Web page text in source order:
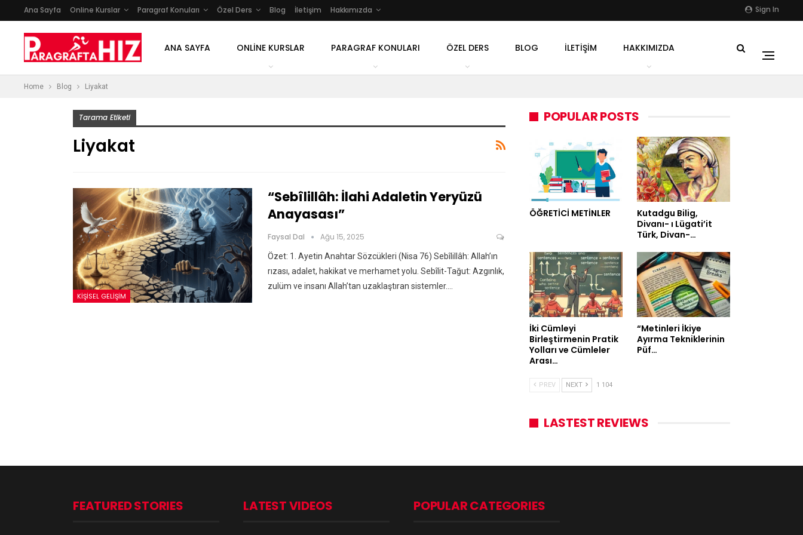
Sign In
Ana Sayfa Online Kurslar Paragraf Konuları Özel Ders Blog İletişim Hakkımızda
ANA SAYFA ONLINE KURSLAR PARAGRAF KONULARI ÖZEL DERS BLOG İLETIŞIM HAKKIMIZDA
Home Blog Liyakat
Tarama Etiketi
Liyakat
KIŞISEL GELIŞIM
“Sebîlillâh: İlahi Adaletin Yeryüzü
Anayasası”
Faysal Dal Ağu 15, 2025
Özet: 1. Ayetin Anahtar Sözcükleri (Nisa 76) Sebîlillâh: Allah’ın
rızası, adalet, hakikat ve merhamet yolu. Sebîlit-Tağut: Azgınlık,
zulüm ve insanı Allah’tan uzaklaştıran sistemler.…
POPULAR POSTS
ÖĞRETİCİ METİNLER
Kutadgu Bilig,
Divanı- ı Lügati’it
Türk, Divan-…
İki Cümleyi
Birleştirmenin Pratik
Yolları ve Cümleler
Arası…
“Metinleri İkiye
Ayırma Tekniklerinin
Püf…
PREV NEXT 1 104
LASTEST REVIEWS
FEATURED STORIES LATEST VIDEOS POPULAR CATEGORIES